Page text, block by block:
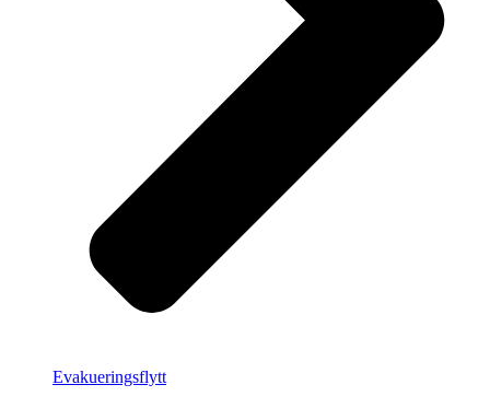
Evakueringsflytt